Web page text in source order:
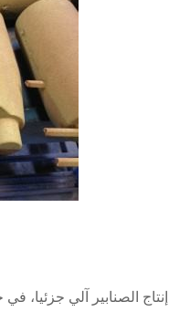
إنتاج الصنابير آلي